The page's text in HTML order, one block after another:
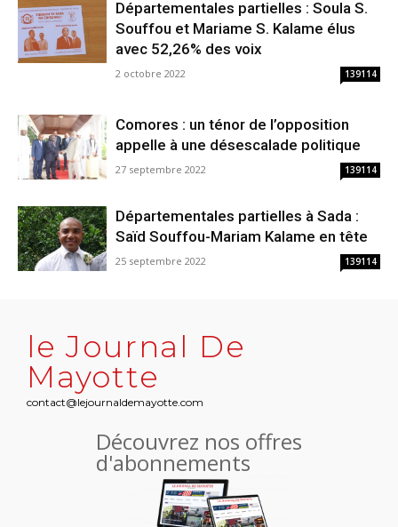
Départementales partielles : Soula S.
Souffou et Mariame S. Kalame élus
avec 52,26% des voix
2 octobre 2022 139114
Comores : un ténor de l’opposition
appelle à une désescalade politique
27 septembre 2022 139114
Départementales partielles à Sada :
Saïd Souffou-Mariam Kalame en tête
25 septembre 2022 139114
le Journal De
Mayotte
contact@lejournaldemayotte.com
Découvrez nos offres
d'abonnements